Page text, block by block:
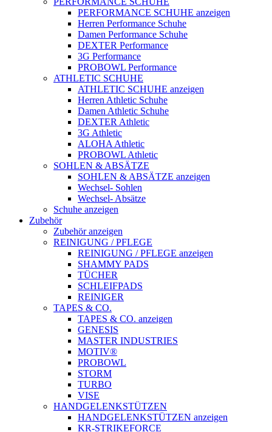
PERFORMANCE SCHUHE anzeigen
Herren Performance Schuhe
Damen Performance Schuhe
DEXTER Performance
3G Performance
PROBOWL Performance
ATHLETIC SCHUHE
ATHLETIC SCHUHE anzeigen
Herren Athletic Schuhe
Damen Athletic Schuhe
DEXTER Athletic
3G Athletic
ALOHA Athletic
PROBOWL Athletic
SOHLEN & ABSÄTZE
SOHLEN & ABSÄTZE anzeigen
Wechsel- Sohlen
Wechsel- Absätze
Schuhe anzeigen
Zubehör
Zubehör anzeigen
REINIGUNG / PFLEGE
REINIGUNG / PFLEGE anzeigen
SHAMMY PADS
TÜCHER
SCHLEIFPADS
REINIGER
TAPES & CO.
TAPES & CO. anzeigen
GENESIS
MASTER INDUSTRIES
MOTIV®
PROBOWL
STORM
TURBO
VISE
HANDGELENKSTÜTZEN
HANDGELENKSTÜTZEN anzeigen
KR-STRIKEFORCE